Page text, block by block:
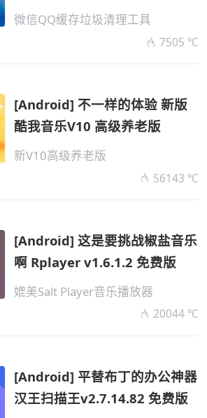
微信QQ缓存垃圾清理工具
7505 ℃
[Android] 不一样的体验 新版
酷我音乐V10 高级养老版
新V10高级养老版
56143 ℃
[Android] 这是要挑战椒盐音乐
啊 Rplayer v1.6.1.2 免费版
媲美Salt Player音乐播放器
20044 ℃
[Android] 平替布丁的办公神器
汉王扫描王v2.7.14.82 免费版